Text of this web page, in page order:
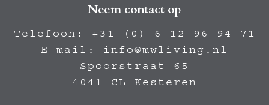
Neem contact op
Telefoon: +31 (0) 6 12 96 94 71
E-mail: info@mwliving.nl
Spoorstraat 65
4041 CL Kesteren